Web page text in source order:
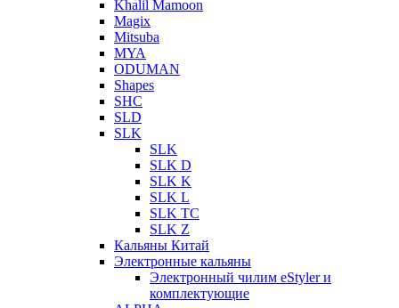
Khalil Mamoon
Magix
Mitsuba
MYA
ODUMAN
Shapes
SHC
SLD
SLK
SLK
SLK D
SLK K
SLK L
SLK TC
SLK Z
Кальяны Китай
Электронные кальяны
Электронный чилим eStyler и
комплектующие